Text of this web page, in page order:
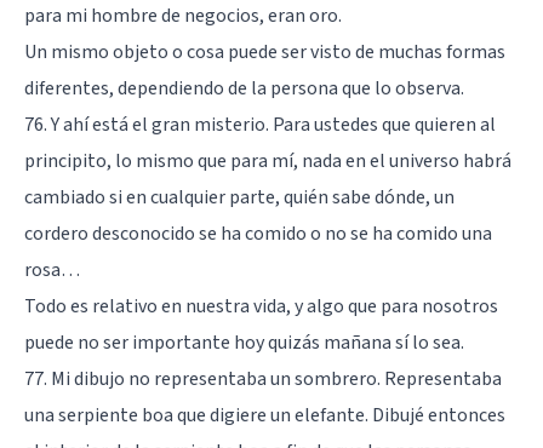
para mi hombre de negocios, eran oro.
Un mismo objeto o cosa puede ser visto de muchas formas
diferentes, dependiendo de la persona que lo observa.
76. Y ahí está el gran misterio. Para ustedes que quieren al
principito, lo mismo que para mí, nada en el universo habrá
cambiado si en cualquier parte, quién sabe dónde, un
cordero desconocido se ha comido o no se ha comido una
rosa…
Todo es relativo en nuestra vida, y algo que para nosotros
puede no ser importante hoy quizás mañana sí lo sea.
77. Mi dibujo no representaba un sombrero. Representaba
una serpiente boa que digiere un elefante. Dibujé entonces